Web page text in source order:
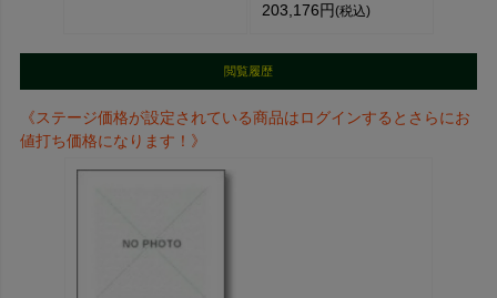
203,176円 (税込)
閲覧履歴
《ステージ価格が設定されている商品はログインするとさらにお
値打ち価格になります！》